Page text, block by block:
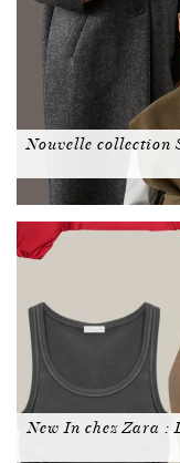
Nouvelle collection
New In chez Zara :